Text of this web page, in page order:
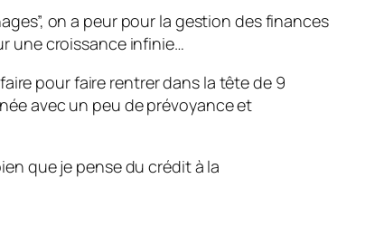
on a peur pour la gestion des finances
une croissance infinie…
pour faire rentrer dans la tête de 9
avec un peu de prévoyance et
que je pense du crédit à la